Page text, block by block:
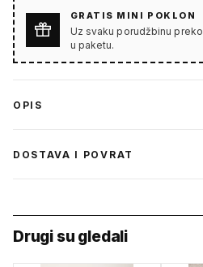
GRATIS MINI POKLON
Uz svaku porudžbinu preko
u paketu.
OPIS
DOSTAVA I POVRAT
Drugi su gledali